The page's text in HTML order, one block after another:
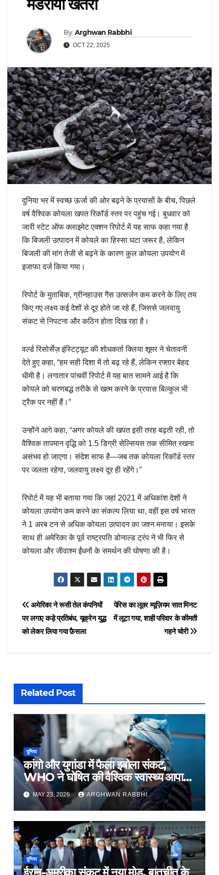
मंडराया खतरा
By Arghwan Rabbhi
OCT 22, 2025
दुनिया भर में स्वच्छ ऊर्जा की ओर बढ़ने के प्रयासों के बीच, पिछले
वर्ष वैश्विक कोयला खपत रिकॉर्ड स्तर पर पहुंच गई। बुधवार को
जारी स्टेट ऑफ क्लाइमेट एक्शन रिपोर्ट में यह साफ कहा गया है
कि बिजली उत्पादन में कोयले का हिस्सा घटा जरूर है, लेकिन
बिजली की मांग तेजी से बढ़ने के कारण कुल कोयला उपयोग में
इजाफा दर्ज किया गया।
रिपोर्ट के मुताबिक, ग्रीनहाउस गैस उत्सर्जन कम करने के लिए तय
किए गए लक्ष्य कई देशों से दूर होते जा रहे हैं, जिससे जलवायु
संकट से निपटना और कठिन होता दिख रहा है।
वर्ल्ड रिसोर्सेज़ इंस्टिट्यूट की शोधकर्ता क्लिया शूमर ने चेतावनी
देते हुए कहा, “हम सही दिशा में तो बढ़ रहे हैं, लेकिन रफ्तार बेहद
धीमी है। लगातार पांचवीं रिपोर्ट में यह बात सामने आई है कि
कोयले को चरणबद्ध तरीके से खत्म करने के प्रयास बिल्कुल भी
ट्रैक पर नहीं हैं।”
उन्होंने आगे कहा, “अगर कोयले की खपत इसी तरह बढ़ती रही, तो
वैश्विक तापमान वृद्धि को 1.5 डिग्री सेल्सियस तक सीमित रखना
असंभव हो जाएगा। संदेश साफ है—जब तक कोयला रिकॉर्ड स्तर
पर जलता रहेगा, जलवायु लक्ष्य दूर ही रहेंगे।”
रिपोर्ट में यह भी बताया गया कि जहां 2021 में अधिकांश देशों ने
कोयला उपयोग कम करने का संकल्प लिया था, वहीं इस वर्ष भारत
ने 1 अरब टन से अधिक कोयला उत्पादन का जश्न मनाया। इसके
साथ ही अमेरिका के पूर्व राष्ट्रपति डोनाल्ड ट्रंप ने भी फिर से
कोयला और जीवाश्म ईंधनों के समर्थन की घोषणा की है।
Post
navigation
पेरिस का लूवर म्यूज़ियम सात मिनट
में लूटा गया, शाही परिवार के कीमती
गहने चोरी
अमेरिका ने रूसी तेल कंपनियों
पर लगाए कड़े प्रतिबंध, यूक्रेन युद्ध
को लेकर लिया गया फ़ैसला
Related Post
दुनिया
कांगो और युगांडा में फैला इबोला संकट,
WHO ने घोषित की वैश्विक स्वास्थ्य आपात
स्थिति
MAY 23, 2026 ARGHWAN RABBHI
दुनिया
ईरान-अमरीका संकट में नया मोड़, बातचीत के